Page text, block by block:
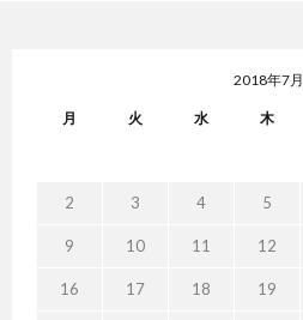
2018年7月
月 火 水 木
2 3 4 5
9 10 11 12
16 17 18 19